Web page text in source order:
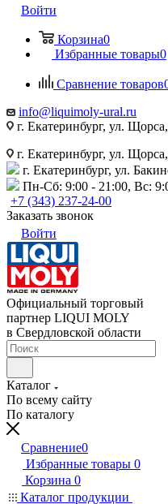
Войти
Корзина0
Избранные товары0
Сравнение товаров
info@liquimoly-ural.ru
г. Екатеринбург, ул.
г. Екатеринбург, ул.
г. Екатеринбург, ул.
Пн-Сб: 9:00 - 21:00, Вс:
+7 (343) 237-24-00
Заказать звонок
Войти
Официальный торговый
партнер LIQUI MOLY
в Свердловской области
Каталог
По всему сайту
По каталогу
Сравнение0
Избранные товары 0
Корзина 0
Каталог продукции